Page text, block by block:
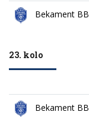
Bekament BB
23. kolo
Bekament BB